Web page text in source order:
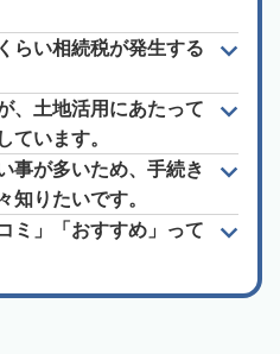
らい相続税が発生する
、土地活用にあたって
ています。
事が多いため、手続き
知りたいです。
ミ」「おすすめ」って